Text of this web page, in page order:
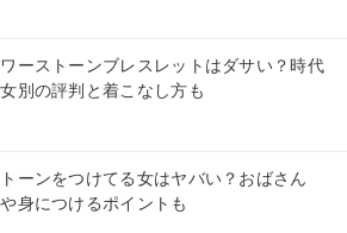
ーストーンブレスレットはダサい？時代
別の評判と着こなし方も
ーンをつけてる女はヤバい？おばさん
身につけるポイントも